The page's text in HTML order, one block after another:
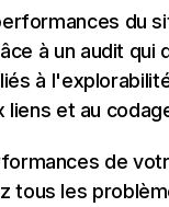
du
à un audit qui
à
liens et au
de
tous les